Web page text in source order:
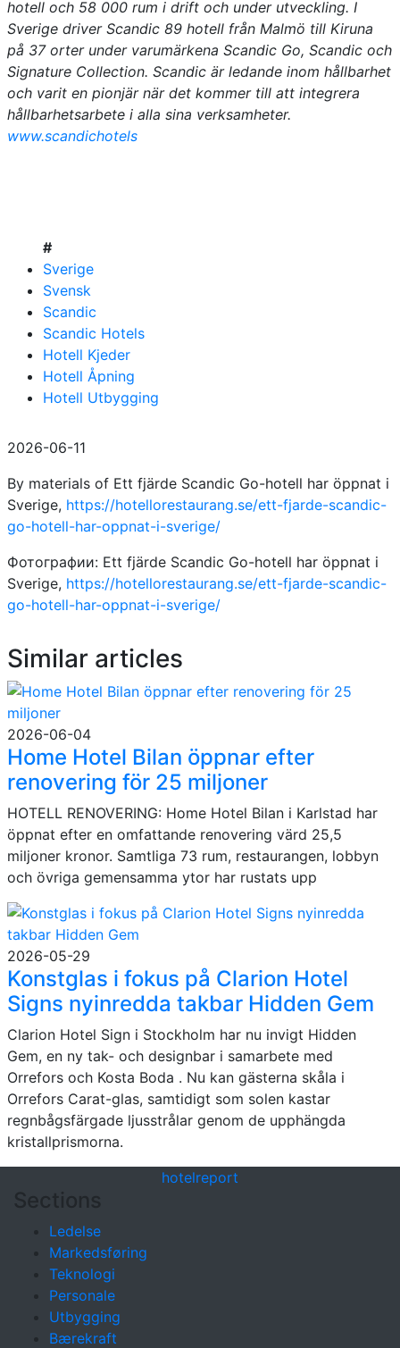
hotell och 58 000 rum i drift och under utveckling. I
Sverige driver Scandic 89 hotell från Malmö till Kiruna
på 37 orter under varumärkena Scandic Go, Scandic och
Signature Collection. Scandic är ledande inom hållbarhet
och varit en pionjär när det kommer till att integrera
hållbarhetsarbete i alla sina verksamheter.
www.scandichotels
#
Sverige
Svensk
Scandic
Scandic Hotels
Hotell Kjeder
Hotell Åpning
Hotell Utbygging
2026-06-11
By materials of Ett fjärde Scandic Go-hotell har öppnat i
Sverige, https://hotellorestaurang.se/ett-fjarde-scandic-
go-hotell-har-oppnat-i-sverige/
Фотографии: Ett fjärde Scandic Go-hotell har öppnat i
Sverige, https://hotellorestaurang.se/ett-fjarde-scandic-
go-hotell-har-oppnat-i-sverige/
Similar articles
2026-06-04
Home Hotel Bilan öppnar efter
renovering för 25 miljoner
HOTELL RENOVERING: Home Hotel Bilan i Karlstad har
öppnat efter en omfattande renovering värd 25,5
miljoner kronor. Samtliga 73 rum, restaurangen, lobbyn
och övriga gemensamma ytor har rustats upp
2026-05-29
Konstglas i fokus på Clarion Hotel
Signs nyinredda takbar Hidden Gem
Clarion Hotel Sign i Stockholm har nu invigt Hidden
Gem, en ny tak- och designbar i samarbete med
Orrefors och Kosta Boda . Nu kan gästerna skåla i
Orrefors Carat-glas, samtidigt som solen kastar
regnbågsfärgade ljusstrålar genom de upphängda
kristallprismorna.
hotelreport
Sections
Ledelse
Markedsføring
Teknologi
Personale
Utbygging
Bærekraft